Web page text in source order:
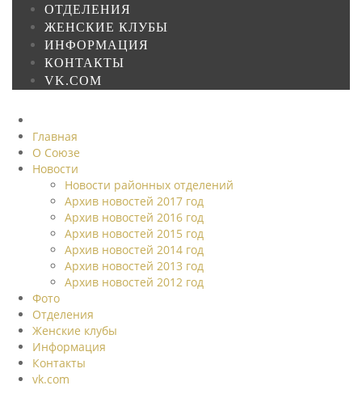
ОТДЕЛЕНИЯ
ЖЕНСКИЕ КЛУБЫ
ИНФОРМАЦИЯ
КОНТАКТЫ
VK.COM
Главная
О Союзе
Новости
Новости районных отделений
Архив новостей 2017 год
Архив новостей 2016 год
Архив новостей 2015 год
Архив новостей 2014 год
Архив новостей 2013 год
Архив новостей 2012 год
Фото
Отделения
Женские клубы
Информация
Контакты
vk.com